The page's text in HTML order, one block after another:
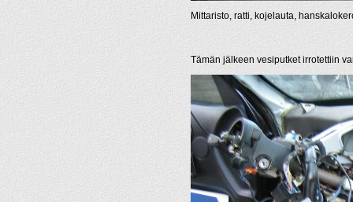
Mittaristo, ratti, kojelauta,
Tämän jälkeen vesiputket irrotettiin